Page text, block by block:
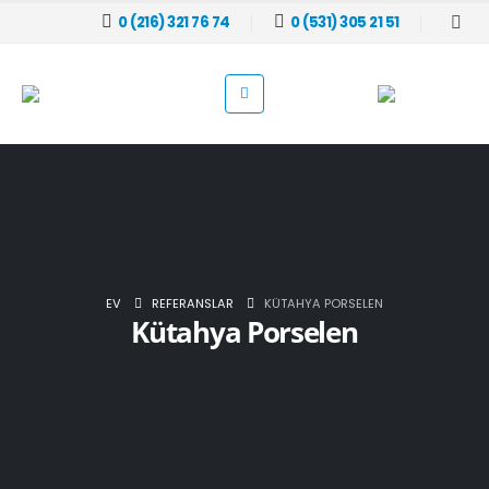
0 (216) 321 76 74 0 (531) 305 21 51
EV REFERANSLAR KÜTAHYA PORSELEN
Kütahya Porselen